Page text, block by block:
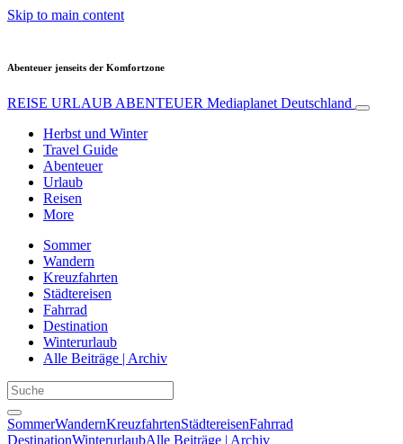
Skip to main content
Abenteuer jenseits der Komfortzone
REISE URLAUB ABENTEUER Mediaplanet Deutschland
Herbst und Winter
Travel Guide
Abenteuer
Urlaub
Reisen
More
Sommer
Wandern
Kreuzfahrten
Städtereisen
Fahrrad
Destination
Winterurlaub
Alle Beiträge | Archiv
SommerWandernKreuzfahrtenStädtereisenFahrrad
DestinationWinterurlaubAlle Beiträge | Archiv